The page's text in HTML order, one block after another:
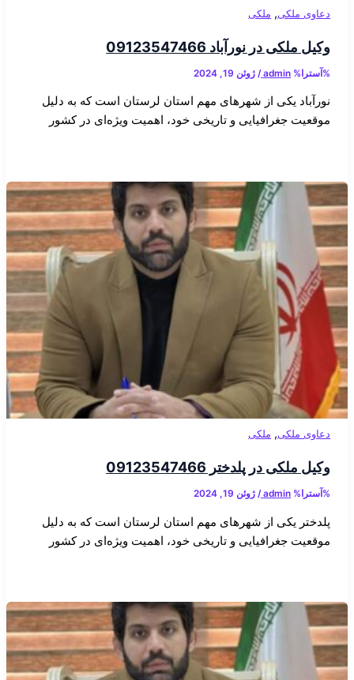
دعاوی ملکی, ملکی
وکیل ملکی در نورآباد 09123547466
%آسترا% admin
/ ژوئن 19, 2024
نورآباد یکی از شهرهای مهم استان لرستان است که به دلیل
موقعیت جغرافیایی و تاریخی خود، اهمیت ویژه‌ای در کشور
دعاوی ملکی, ملکی
وکیل ملکی در پلدختر 09123547466
%آسترا% admin
/ ژوئن 19, 2024
پلدختر یکی از شهرهای مهم استان لرستان است که به دلیل
موقعیت جغرافیایی و تاریخی خود، اهمیت ویژه‌ای در کشور